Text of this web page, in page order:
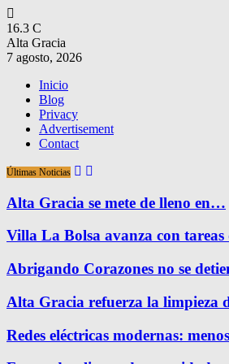
16.3 C
Alta Gracia
7 agosto, 2026
Inicio
Blog
Privacy
Advertisement
Contact
Últimas Noticias
Alta Gracia se mete de lleno en…
Villa La Bolsa avanza con
Abrigando Corazones no se
Alta Gracia refuerza la limpieza
Redes eléctricas modernas: